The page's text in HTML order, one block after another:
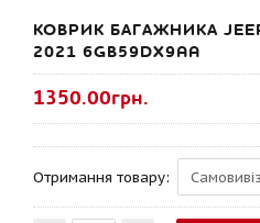
КОВРИК БАГАЖНИКА
2021 6GB59DX9AA
1350.00грн.
Отримання товару: